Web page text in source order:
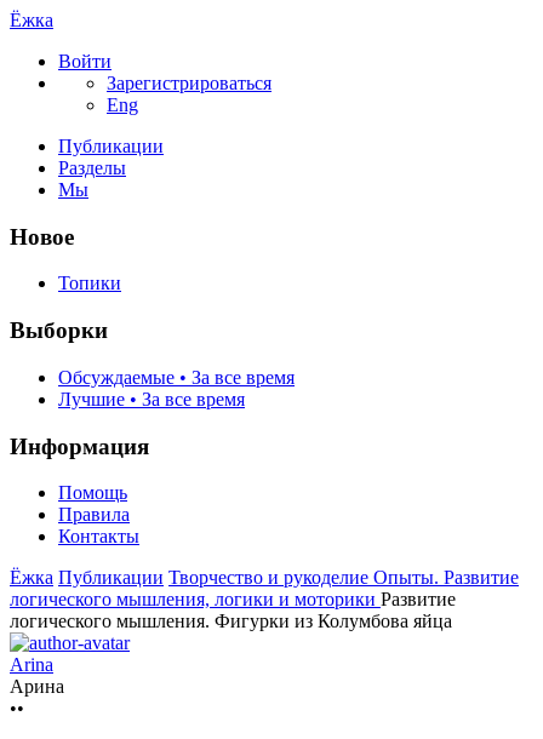
Ёжка
Войти
Зарегистрироваться
Eng
Публикации
Разделы
Мы
Новое
Топики
Выборки
Обсуждаемые • За все время
Лучшие • За все время
Информация
Помощь
Правила
Контакты
Ёжка Публикации Творчество и рукоделие Опыты. Развитие
логического мышления, логики и моторики Развитие
логического мышления. Фигурки из Колумбова яйца
Arina
Арина
••